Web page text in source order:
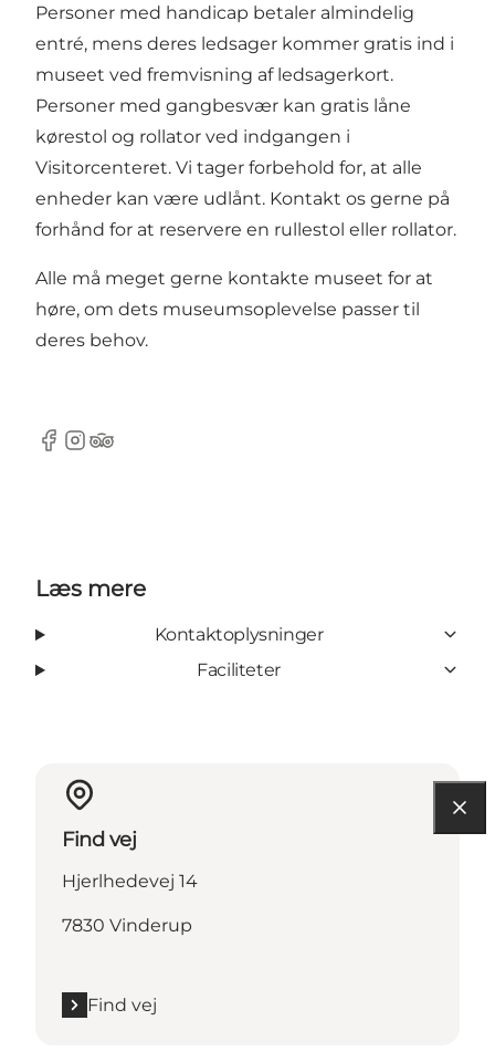
Personer med handicap betaler almindelig
entré, mens deres ledsager kommer gratis ind i
museet ved fremvisning af ledsagerkort.
Personer med gangbesvær kan gratis låne
kørestol og rollator ved indgangen i
Visitorcenteret. Vi tager forbehold for, at alle
enheder kan være udlånt. Kontakt os gerne på
forhånd for at reservere en rullestol eller rollator.
Alle må meget gerne kontakte museet for at
høre, om dets museumsoplevelse passer til
deres behov.
Facebook
Instagram
TripAdvisor
Læs mere
Kontaktoplysninger
Faciliteter
Find vej
Hjerlhedevej 14
7830 Vinderup
Find vej